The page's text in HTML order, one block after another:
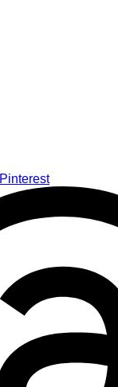
Pinterest